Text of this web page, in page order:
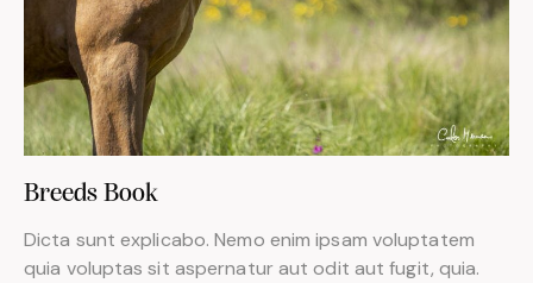
Breeds Book
Dicta sunt explicabo. Nemo enim ipsam voluptatem
quia voluptas sit aspernatur aut odit aut fugit, quia.